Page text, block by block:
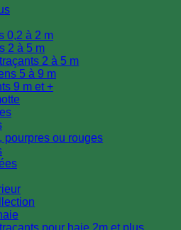
0,2 à 2 m
2 à 5 m
2 à 5 m
5 à 9 m
9 m et +
pourpres ou rouges
pour haie 2m et plus